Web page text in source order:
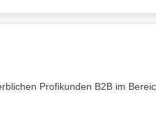
Profikunden B2B im